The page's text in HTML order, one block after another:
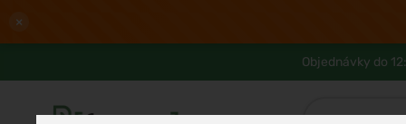
×
Objednávky do